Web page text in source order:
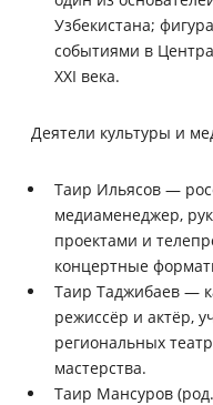
Узбекистана;
событиями в
XXI века.
Деятели культуры и
Таир Ильясов —
медиаменеджер,
проектами и
концертные
Таир Таджибаев —
режиссёр и актёр,
региональных
мастерства.
Таир Мансуров